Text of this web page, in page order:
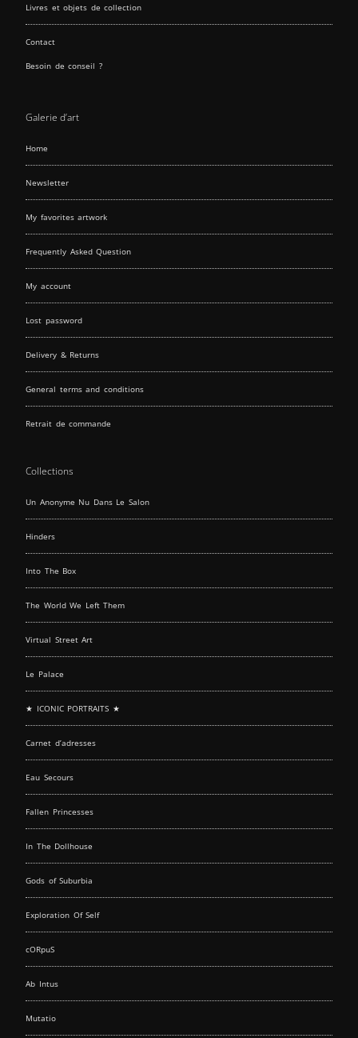
Livres et objets de collection
Contact
Besoin de conseil ?
Galerie d’art
Home
Newsletter
My favorites artwork
Frequently Asked Question
My account
Lost password
Delivery & Returns
General terms and conditions
Retrait de commande
Collections
Un Anonyme Nu Dans Le Salon
Hinders
Into The Box
The World We Left Them
Virtual Street Art
Le Palace
★ ICONIC PORTRAITS ★
Carnet d’adresses
Eau Secours
Fallen Princesses
In The Dollhouse
Gods of Suburbia
Exploration Of Self
cORpuS
Ab Intus
Mutatio